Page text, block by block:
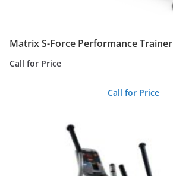
Matrix S-Force Performance Trainer
Call for Price
Call for Price